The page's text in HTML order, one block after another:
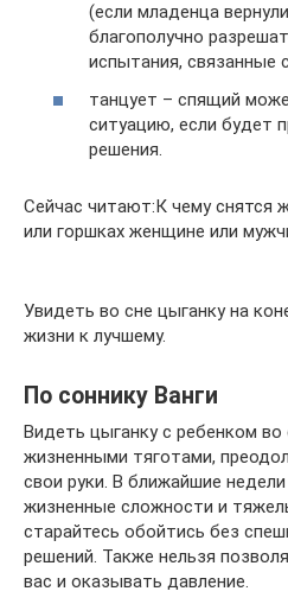
(если младенца
благополучно
испытания, связанные
танцует – спящий
ситуацию, если будет
решения.
Сейчас читают:К чему снятся
или горшках женщине или
Увидеть во сне цыганку на
жизни к лучшему.
По соннику Ванги
Видеть цыганку с ребенком во
жизненными тяготами,
свои руки. В ближайшие
жизненные сложности и
старайтесь обойтись без
решений. Также нельзя
вас и оказывать давление.